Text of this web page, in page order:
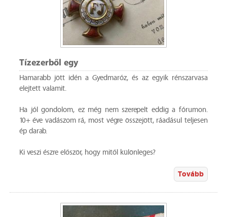
Tízezerből egy
Hamarabb jött idén a Gyedmaróz, és az egyik rénszarvasa
elejtett valamit.
Ha jól gondolom, ez még nem szerepelt eddig a fórumon.
10+ éve vadászom rá, most végre összejött, ráadásul teljesen
ép darab.
Ki veszi észre először, hogy mitől különleges?
Tovább